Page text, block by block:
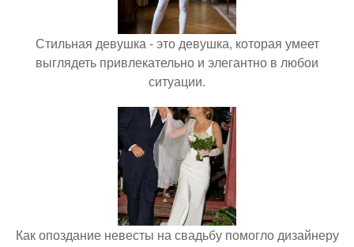
Стильная девушка - это девушка, которая умеет
выглядеть привлекательно и элегантно в любои
ситуации.
Как опоздание невесты на свадьбу помогло дизайнеру